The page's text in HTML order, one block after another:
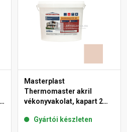
Masterplast
Thermomaster akril
vékonyvakolat, kapart 2
Gyártói készleten